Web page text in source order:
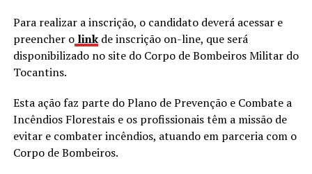
Para realizar a inscrição, o candidato deverá acessar e
preencher o linkde inscrição on-line, que será
disponibilizado no site do Corpo de Bombeiros Militar do
Tocantins.
Esta ação faz parte do Plano de Prevenção e Combate a
Incêndios Florestais e os profissionais têm a missão de
evitar e combater incêndios, atuando em parceria com o
Corpo de Bombeiros.